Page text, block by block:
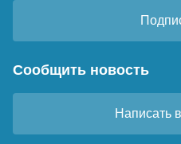
Сообщить новость
Написать